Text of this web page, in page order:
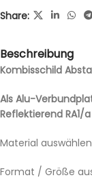
Share:
Beschreibung
Kombisschild
Als Alu-
Reflektierend
Material
Format / Größe